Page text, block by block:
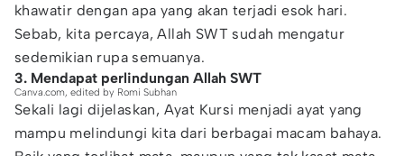
khawatir dengan apa yang akan terjadi esok hari.
Sebab, kita percaya, Allah SWT sudah mengatur
sedemikian rupa semuanya.
3. Mendapat perlindungan Allah SWT
Canva.com, edited by Romi Subhan
Sekali lagi dijelaskan, Ayat Kursi menjadi ayat yang
mampu melindungi kita dari berbagai macam bahaya.